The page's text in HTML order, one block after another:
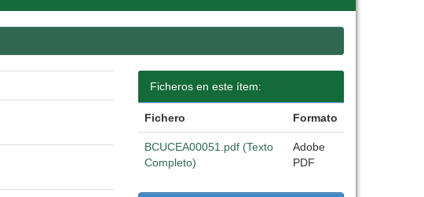
Ficheros en este ítem:
Fichero Formato
BCUCEA00051.pdf (Texto
Completo)
Adobe
PDF